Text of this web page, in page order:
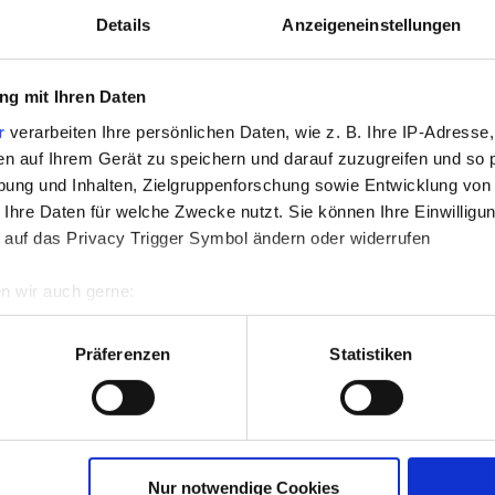
Details Anzeigeneinstellungen
mit Ihren Daten
verarbeiten Ihre persönlichen Daten, wie z. B. Ihre IP-
auf Ihrem Gerät zu speichern und darauf zuzugreifen und so
und Inhalten, Zielgruppenforschung sowie Entwicklung
Daten für welche Zwecke nutzt. Sie können Ihre
das Privacy Trigger Symbol ändern oder widerrufen
wir auch gerne:
geografische Lage erfassen, welche bis auf einige Meter
Scannen nach bestimmten Merkmalen (Fingerprinting)
Ihre persönlichen Daten verarbeitet werden, und legen Sie
und Anzeigen zu personalisieren, Funktionen für soziale
zu analysieren. Außerdem geben wir Informationen zu
Präferenzen Statistiken
Nur notwendige Cookies
leihen
dringend eine überschaubare Summe an Geld benötigt.
einer KFZ-Reparatur oder vielleicht auch